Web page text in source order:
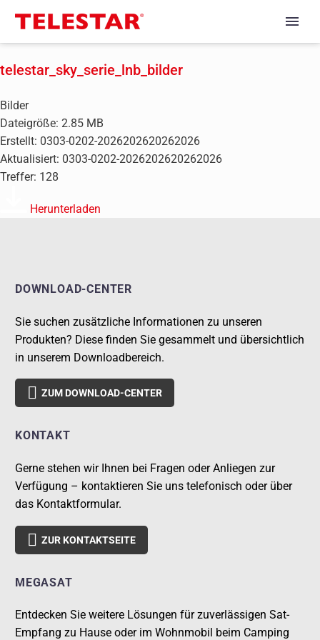
telestar_sky_serie_lnb_bilder
Bilder
Dateigröße: 2.85 MB
Erstellt: 0303-0202-2026202620262026
Aktualisiert: 0303-0202-2026202620262026
Treffer: 128
Herunterladen
DOWNLOAD-CENTER
Sie suchen zusätzliche Informationen zu unseren
Produkten? Diese finden Sie gesammelt und übersichtlich
in unserem Downloadbereich.
 ZUM DOWNLOAD-CENTER
KONTAKT
Gerne stehen wir Ihnen bei Fragen oder Anliegen zur
Verfügung – kontaktieren Sie uns telefonisch oder über
das Kontaktformular.
 ZUR KONTAKTSEITE
MEGASAT
Entdecken Sie weitere Lösungen für zuverlässigen Sat-
Empfang zu Hause oder im Wohnmobil beim Camping